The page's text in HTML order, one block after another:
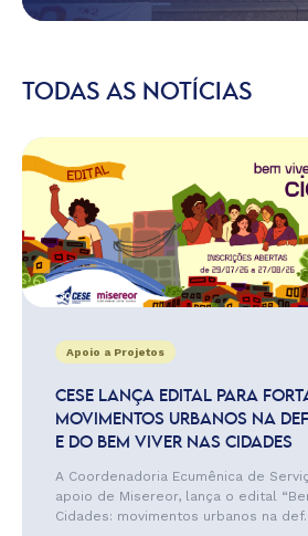
TODAS AS NOTÍCIAS
Apoio a Projetos
CESE LANÇA EDITAL PARA
MOVIMENTOS URBANOS NA
E DO BEM VIVER NAS CIDADES
A Coordenadoria Ecumênica de
apoio de Misereor, lança o edital
Cidades: movimentos urbanos na